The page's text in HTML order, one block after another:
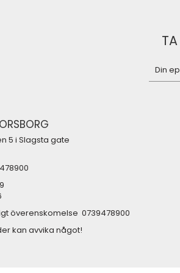
5 i Slagsta gate
överenskomelse 0739478900
kan avvika något!